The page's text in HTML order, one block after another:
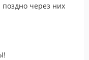
через них